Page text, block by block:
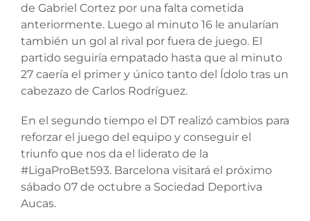
de Gabriel Cortez por una falta cometida
anteriormente. Luego al minuto 16 le anularían
también un gol al rival por fuera de juego. El
partido seguiría empatado hasta que al minuto
27 caería el primer y único tanto del Ídolo tras un
cabezazo de Carlos Rodríguez.
En el segundo tiempo el DT realizó cambios para
reforzar el juego del equipo y conseguir el
triunfo que nos da el liderato de la
#LigaProBet593. Barcelona visitará el próximo
sábado 07 de octubre a Sociedad Deportiva
Aucas.